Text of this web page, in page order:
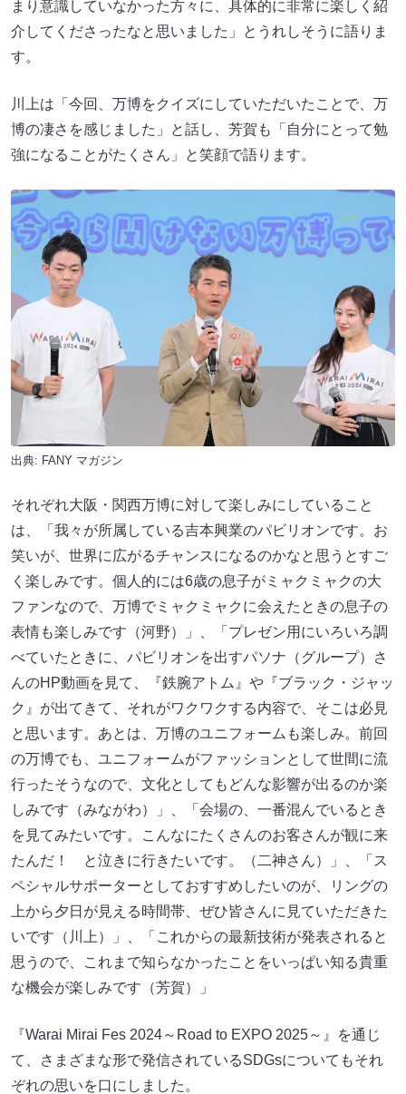
まり意識していなかった方々に、具体的に非常に楽しく紹
介してくださったなと思いました」とうれしそうに語りま
す。
川上は「今回、万博をクイズにしていただいたことで、万
博の凄さを感じました」と話し、芳賀も「自分にとって勉
強になることがたくさん」と笑顔で語ります。
出典: FANY マガジン
それぞれ大阪・関西万博に対して楽しみにしていること
は、「我々が所属している吉本興業のパビリオンです。お
笑いが、世界に広がるチャンスになるのかなと思うとすご
く楽しみです。個人的には6歳の息子がミャクミャクの大
ファンなので、万博でミャクミャクに会えたときの息子の
表情も楽しみです（河野）」、「プレゼン用にいろいろ調
べていたときに、パビリオンを出すパソナ（グループ）さ
んのHP動画を見て、『鉄腕アトム』や『ブラック・ジャッ
ク』が出てきて、それがワクワクする内容で、そこは必見
と思います。あとは、万博のユニフォームも楽しみ。前回
の万博でも、ユニフォームがファッションとして世間に流
行ったそうなので、文化としてもどんな影響が出るのか楽
しみです（みながわ）」、「会場の、一番混んでいるとき
を見てみたいです。こんなにたくさんのお客さんが観に来
たんだ！ と泣きに行きたいです。（二神さん）」、「ス
ペシャルサポーターとしておすすめしたいのが、リングの
上から夕日が見える時間帯、ぜひ皆さんに見ていただきた
いです（川上）」、「これからの最新技術が発表されると
思うので、これまで知らなかったことをいっぱい知る貴重
な機会が楽しみです（芳賀）」
『Warai Mirai Fes 2024～Road to EXPO 2025～』を通じ
て、さまざまな形で発信されているSDGsについてもそれ
ぞれの思いを口にしました。